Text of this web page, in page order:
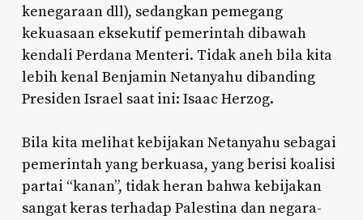
kenegaraan dll), sedangkan pemegang
kekuasaan eksekutif pemerintah dibawah
kendali Perdana Menteri. Tidak aneh bila kita
lebih kenal Benjamin Netanyahu dibanding
Presiden Israel saat ini: Isaac Herzog.
Bila kita melihat kebijakan Netanyahu sebagai
pemerintah yang berkuasa, yang berisi koalisi
partai “kanan”, tidak heran bahwa kebijakan
sangat keras terhadap Palestina dan negara-